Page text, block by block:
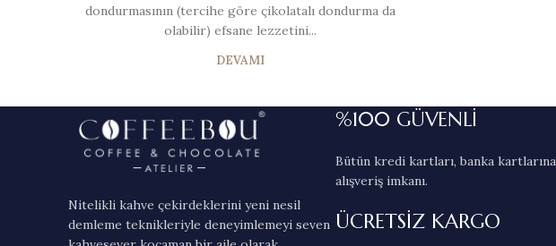
dondurmasının (tercihe göre çikolatalı dondurma da
olabilir) efsane lezzetini...
DEVAMI
Nitelikli kahve çekirdeklerini yeni nesil
demleme teknikleriyle deneyimlemeyi seven
%100 GÜVENLİ
Bütün kredi kartları, banka kartlarına
alışveriş imkanı.
ÜCRETSİZ KARGO